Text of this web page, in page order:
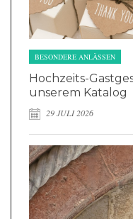
BESONDERE ANLÄSSEN
Hochzeits-
unserem Katalog
29 JULI 2026